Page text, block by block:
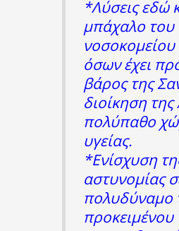
*Λύσεις εδώ
μπάχαλο του
νοσοκομείου
όσων έχει
βάρος της
διοίκηση
πολύπαθο
υγείας.
*Ενίσχυση
αστυνομίας
πολυδύναμο
προκειμένου